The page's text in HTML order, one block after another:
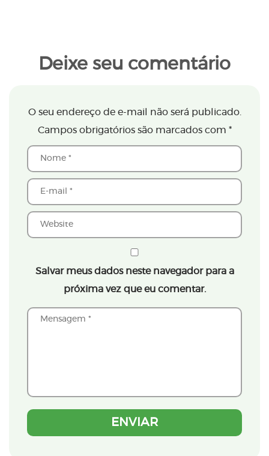
Deixe seu comentário
O seu endereço de e-mail não será publicado.
Campos obrigatórios são marcados com *
Salvar meus dados neste navegador para a
próxima vez que eu comentar.